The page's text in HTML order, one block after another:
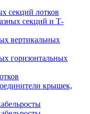
секций лотков
секций и Т-
вертикальных
горизонтальных
крышек,